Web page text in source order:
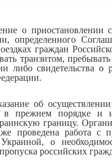
о приостановлении
определенного
граждан
транзитом,
либо свидетельства
об
прежнем порядке и
границу.
проведена работа с
о
российских